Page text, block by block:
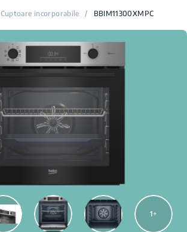
Cuptoare incorporabile / BBIM11300XMPC
1